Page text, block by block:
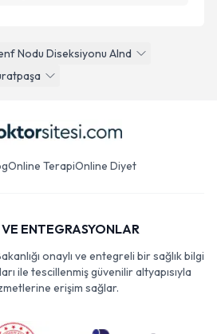
Nodu Diseksiyonu Alnd
Online TerapiOnline Diyet
ENTEGRASYONLAR
onaylı ve entegreli bir sağlık bilgi
ile tescillenmiş güvenilir altyapısıyla
erişim sağlar.